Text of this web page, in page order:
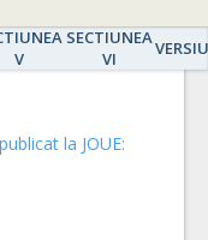
V
SECTIUNEA
VI
la JOUE: